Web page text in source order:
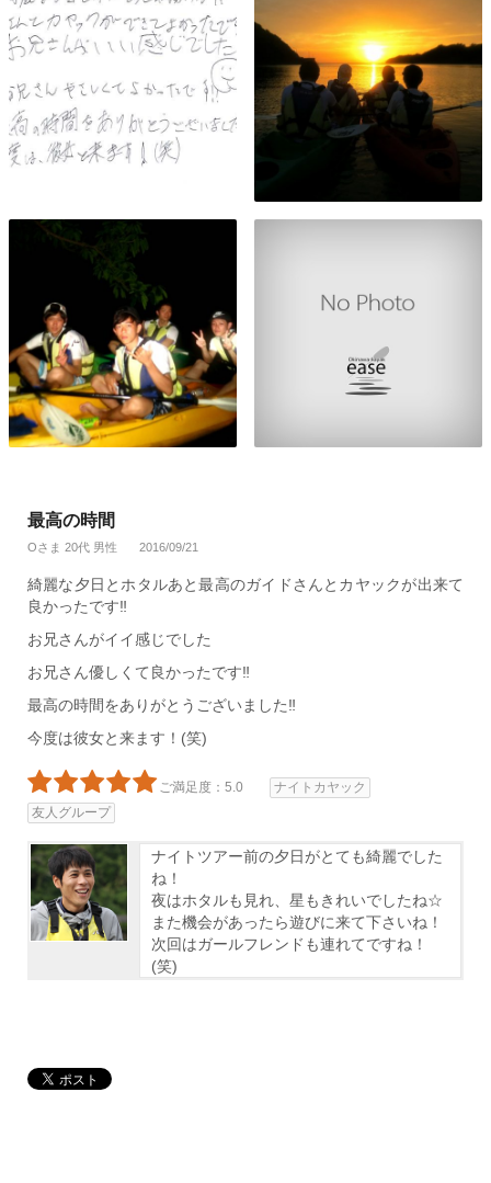
最高の時間
Oさま 20代 男性 2016/09/21
綺麗な夕日とホタルあと最高のガイドさんとカヤックが出来て
良かったです‼
お兄さんがイイ感じでした
お兄さん優しくて良かったです‼
最高の時間をありがとうございました‼
今度は彼女と来ます！(笑)
ご満足度：5.0
ナイトカヤック
友人グループ
ナイトツアー前の夕日がとても綺麗でした
ね！
夜はホタルも見れ、星もきれいでしたね☆
また機会があったら遊びに来て下さいね！
次回はガールフレンドも連れてですね！
(笑)